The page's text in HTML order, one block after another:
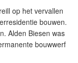
op het vervallen
bouwen.
Alden Biesen was
bouwwerf